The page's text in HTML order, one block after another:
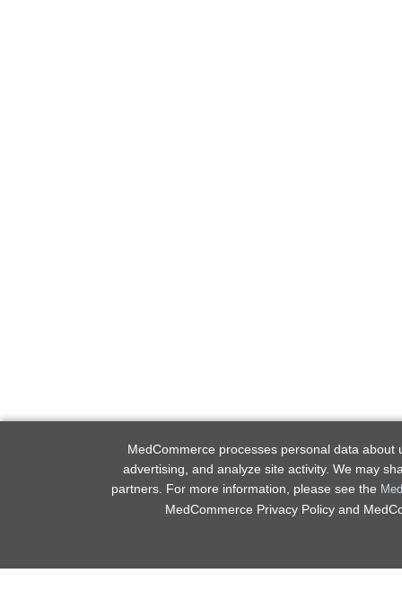
MedCommerce processes personal data
advertising, and analyze site activity. We may
partners. For more information, please see the
MedCommerce Privacy Policy and